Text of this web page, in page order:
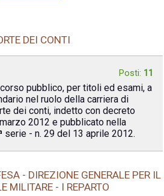
DEI CONTI
Posti: 11
pubblico, per titoli ed esami, a
nel ruolo della carriera di
dei conti, indetto con decreto
2012 e pubblicato nella
serie - n. 29 del 13 aprile 2012.
- DIREZIONE GENERALE PER IL
MILITARE - I REPARTO